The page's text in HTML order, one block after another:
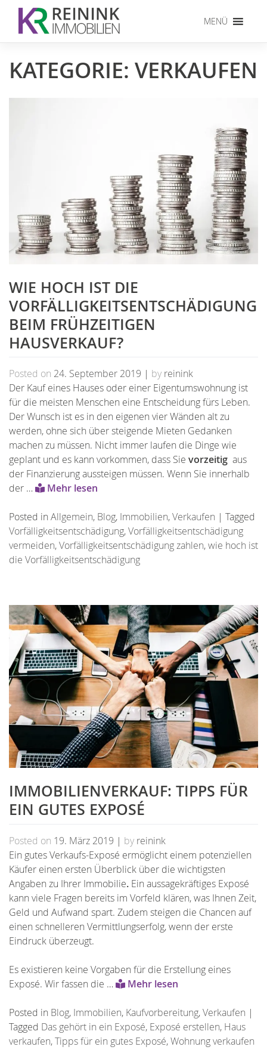
content
MENÜ
KATEGORIE: VERKAUFEN
WIE HOCH IST DIE
VORFÄLLIGKEITSENTSCHÄDIGUNG
BEIM FRÜHZEITIGEN
HAUSVERKAUF?
Posted on 24. September 2019 | by reinink
Der Kauf eines Hauses oder einer Eigentumswohnung ist
für die meisten Menschen eine Entscheidung fürs Leben.
Der Wunsch ist es in den eigenen vier Wänden alt zu
werden, ohne sich über steigende Mieten Gedanken
machen zu müssen. Nicht immer laufen die Dinge wie
geplant und es kann vorkommen, dass Sie vorzeitig aus
der Finanzierung aussteigen müssen. Wenn Sie innerhalb
der …
Mehr lesen
Posted in Allgemein, Blog, Immobilien,Verkaufen | Tagged
Vorfälligkeitsentschädigung,Vorfälligkeitsentschädigung
vermeiden,Vorfälligkeitsentschädigung zahlen,wie hoch ist
die Vorfälligkeitsentschädigung
IMMOBILIENVERKAUF: TIPPS FÜR
EIN GUTES EXPOSÉ
Posted on 19. März 2019 | by reinink
Ein gutes Verkaufs-Exposé ermöglicht einem potenziellen
Käufer einen ersten Überblick über die wichtigsten
Angaben zu Ihrer Immobilie. Ein aussagekräftiges Exposé
kann viele Fragen bereits im Vorfeld klären, was Ihnen Zeit,
Geld und Aufwand spart. Zudem steigen die Chancen auf
einen schnelleren Vermittlungserfolg, wenn der erste
Eindruck überzeugt.
Es existieren keine Vorgaben für die Erstellung eines
Exposé. Wir fassen die …
Mehr lesen
Posted in Blog, Immobilien, Kaufvorbereitung,Verkaufen |
Tagged Das gehört in ein Exposé, Exposé erstellen, Haus
verkaufen,Tipps für ein gutes Exposé,Wohnung verkaufen